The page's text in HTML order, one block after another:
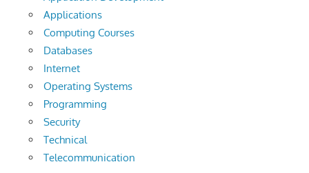
Applications
Computing Courses
Databases
Internet
Operating Systems
Programming
Security
Technical
Telecommunication